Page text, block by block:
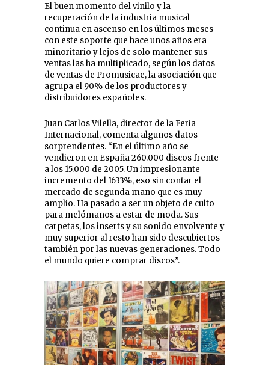
El buen momento del vinilo y la
recuperación de la industria musical
continua en ascenso en los últimos meses
con este soporte que hace unos años era
minoritario y lejos de solo mantener sus
ventas las ha multiplicado, según los datos
de ventas de Promusicae, la asociación que
agrupa el 90% de los productores y
distribuidores españoles.
Juan Carlos Vilella, director de la Feria
Internacional, comenta algunos datos
sorprendentes. “En el último año se
vendieron en España 260.000 discos frente
a los 15.000 de 2005. Un impresionante
incremento del 1633%, eso sin contar el
mercado de segunda mano que es muy
amplio. Ha pasado a ser un objeto de culto
para melómanos a estar de moda. Sus
carpetas, los inserts y su sonido envolvente y
muy superior al resto han sido descubiertos
también por las nuevas generaciones. Todo
el mundo quiere comprar discos”.